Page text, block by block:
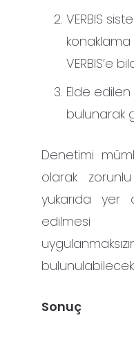
VERBIS
konaklama
VERBIS’e
Elde
bulunarak
Denetimi
olarak
yukarıda yer
edilmesi
Sonuç